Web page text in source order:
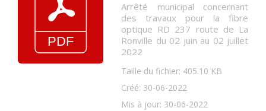
Arrêté municipal concernant
des travaux pour la fibre
optique RD 237 route de La
Ronville du 02 juin au 02 juillet
2022
Taille du fichier: 405.10 KB
Créé: 30-06-2022
Mis à jour: 30-06-2022